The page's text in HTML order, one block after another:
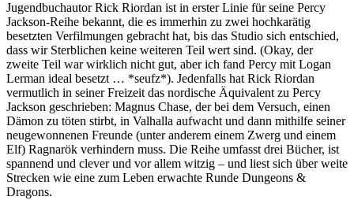
Jugendbuchautor Rick Riordan ist in erster Linie für seine Percy
Jackson-Reihe bekannt, die es immerhin zu zwei hochkarätig
besetzten Verfilmungen gebracht hat, bis das Studio sich entschied,
dass wir Sterblichen keine weiteren Teil wert sind. (Okay, der
zweite Teil war wirklich nicht gut, aber ich fand Percy mit Logan
Lerman ideal besetzt … *seufz*). Jedenfalls hat Rick Riordan
vermutlich in seiner Freizeit das nordische Äquivalent zu Percy
Jackson geschrieben: Magnus Chase, der bei dem Versuch, einen
Dämon zu töten stirbt, in Valhalla aufwacht und dann mithilfe seiner
neugewonnenen Freunde (unter anderem einem Zwerg und einem
Elf) Ragnarök verhindern muss. Die Reihe umfasst drei Bücher, ist
spannend und clever und vor allem witzig – und liest sich über weite
Strecken wie eine zum Leben erwachte Runde Dungeons &
Dragons.